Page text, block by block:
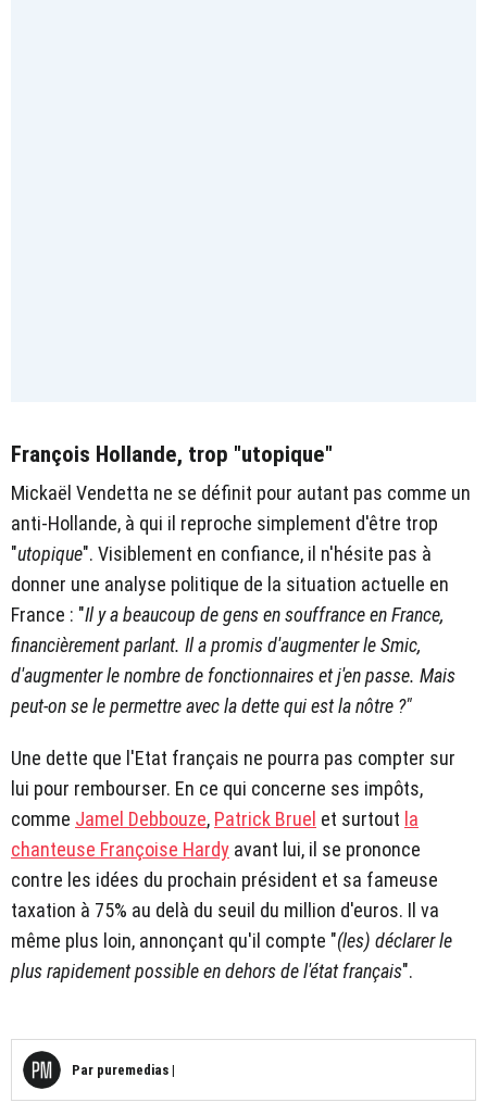
François Hollande, trop "utopique"
Mickaël Vendetta ne se définit pour autant pas comme un
anti-Hollande, à qui il reproche simplement d'être trop
"utopique". Visiblement en confiance, il n'hésite pas à
donner une analyse politique de la situation actuelle en
France : "Il y a beaucoup de gens en souffrance en France,
financièrement parlant. Il a promis d'augmenter le Smic,
d'augmenter le nombre de fonctionnaires et j'en passe. Mais
peut-on se le permettre avec la dette qui est la nôtre ?"
Une dette que l'Etat français ne pourra pas compter sur
lui pour rembourser. En ce qui concerne ses impôts,
comme Jamel Debbouze, Patrick Bruel et surtout la
chanteuse Françoise Hardy avant lui, il se prononce
contre les idées du prochain président et sa fameuse
taxation à 75% au delà du seuil du million d'euros. Il va
même plus loin, annonçant qu'il compte "(les) déclarer le
plus rapidement possible en dehors de l'état français".
Par puremedias |